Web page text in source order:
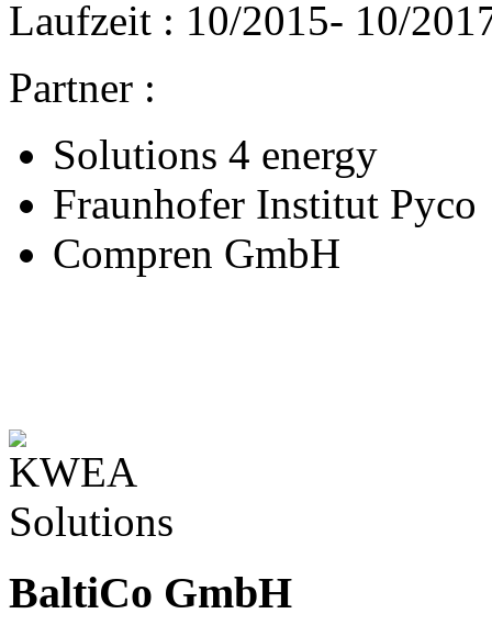
Laufzeit : 10/2015- 10/
Partner :
Solutions 4 energy
Fraunhofer Institut Pyco
Compren GmbH
BaltiCo GmbH